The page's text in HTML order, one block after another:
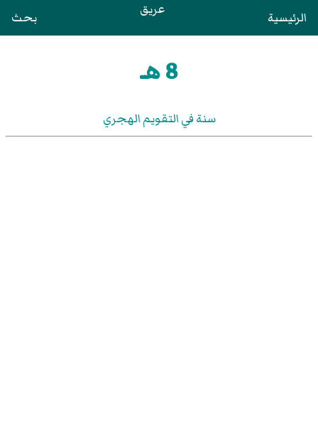
الرئيسية عريق بحث
8 هـ
سنة في التقويم الهجري